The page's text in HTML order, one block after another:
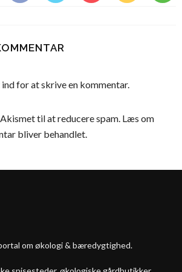
for at skrive en kommentar.
til at reducere spam. Læs om
bliver behandlet.
om økologi & bæredygtighed.